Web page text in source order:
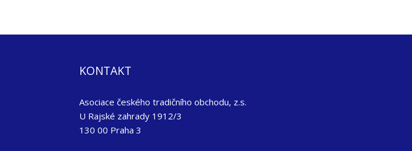
KONTAKT
Asociace českého tradičního obchodu, z.s.
U Rajské zahrady 1912/3
130 00 Praha 3